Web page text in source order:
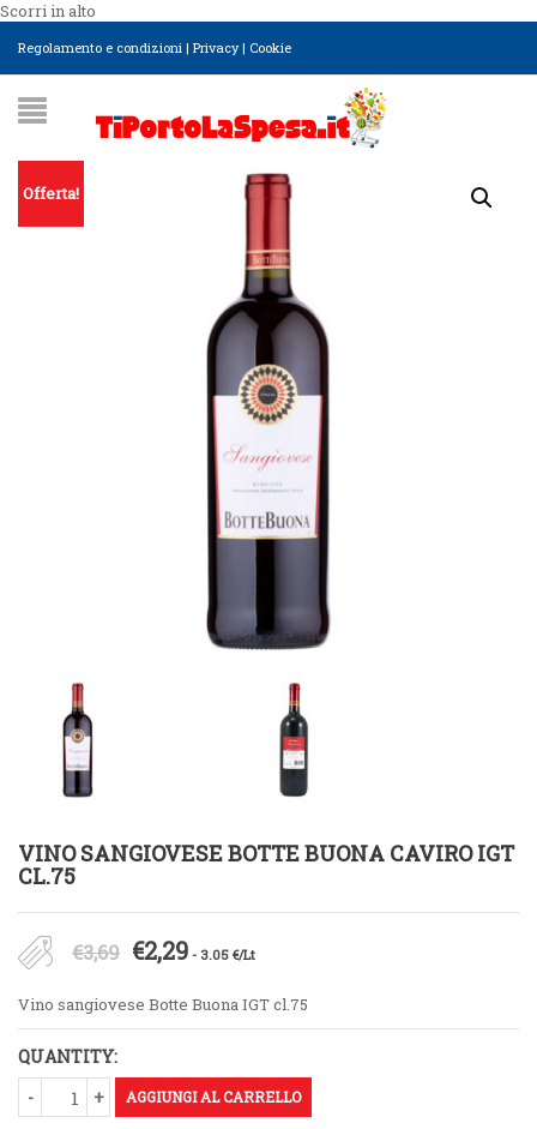
Scorri in alto
Regolamento e condizioni | Privacy| Cookie
Offerta!
VINO SANGIOVESE BOTTE BUONA CAVIRO IGT
CL.75
€3,69 Il
originale
€3,69.
€2,29Il
attuale
€2,29.
- 3.05 €/Lt
Vino sangiovese Botte Buona IGT cl.75
QUANTITY:
AGGIUNGI AL CARRELLO